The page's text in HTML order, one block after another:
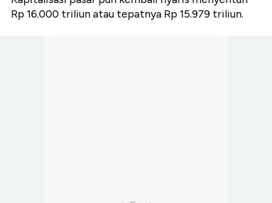
Rp 16.000 triliun atau tepatnya Rp 15.979 triliun.